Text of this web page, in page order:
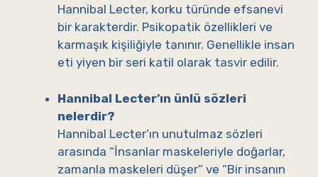
Hannibal Lecter, korku türünde efsanevi
bir karakterdir. Psikopatik özellikleri ve
karmaşık kişiliğiyle tanınır. Genellikle insan
eti yiyen bir seri katil olarak tasvir edilir.
Hannibal Lecter’ın ünlü sözleri
nelerdir?
Hannibal Lecter’ın unutulmaz sözleri
arasında “İnsanlar maskeleriyle doğarlar,
zamanla maskeleri düşer” ve “Bir insanın